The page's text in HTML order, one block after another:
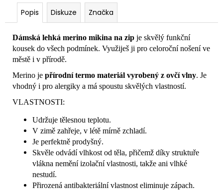
Popis Diskuze Značka
Dámská lehká merino mikina na zip je skvělý funkční
kousek do všech podmínek. Využiješ ji pro celoroční nošení ve
městě i v přírodě.
Merino je přírodní termo materiál vyrobený z ovčí vlny. Je
vhodný i pro alergiky a má spoustu skvělých vlastností.
VLASTNOSTI:
Udržuje tělesnou teplotu.
V zimě zahřeje, v létě mírně zchladí.
Je perfektně prodyšný.
Skvěle odvádí vlhkost od těla, přičemž díky struktuře
vlákna nemění izolační vlastnosti, takže ani vlhké
nestudí.
Přirozená antibakteriální vlastnost eliminuje zápach.